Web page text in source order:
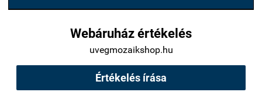
Webáruház értékelés
uvegmozaikshop.hu
Értékelés írása